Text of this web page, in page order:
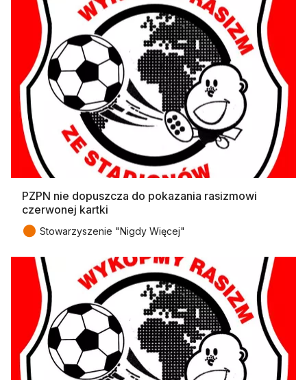
PZPN nie dopuszcza do pokazania rasizmowi
czerwonej kartki
● Stowarzyszenie "Nigdy Więcej"